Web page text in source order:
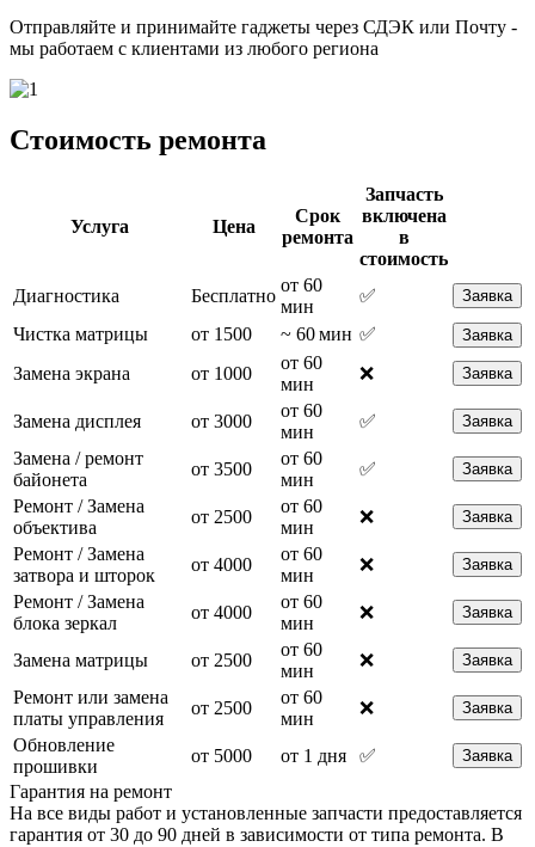
Отправляйте и принимайте гаджеты через СДЭК или Почту -
мы работаем с клиентами из любого региона
Стоимость ремонта
Услуга Цена
Срок
ремонта
Запчасть
включена
в
стоимость
Диагностика
Бесплатно
от 60
мин
✅ Заявка
Чистка матрицы от 1500 ~ 60 мин ✅ Заявка
Замена экрана от 1000
от 60
мин
❌ Заявка
Замена дисплея от 3000
от 60
мин
✅ Заявка
Замена / ремонт
байонета
от 3500
от 60
мин
✅ Заявка
Ремонт / Замена
объектива
от 2500
от 60
мин
❌ Заявка
Ремонт / Замена
затвора и шторок
от 4000
от 60
мин
❌ Заявка
Ремонт / Замена
блока зеркал
от 4000
от 60
мин
❌ Заявка
Замена матрицы от 2500
от 60
мин
❌ Заявка
Ремонт или замена
платы управления
от 2500
от 60
мин
❌ Заявка
Обновление
прошивки
от 5000 от 1 дня ✅ Заявка
Гарантия на ремонт
На все виды работ и установленные запчасти предоставляется
гарантия от 30 до 90 дней в зависимости от типа ремонта. В